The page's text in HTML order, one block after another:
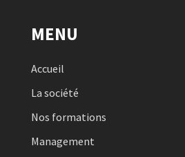
MENU
Accueil
La société
Nos formations
Management